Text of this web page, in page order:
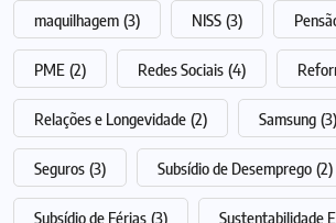
maquilhagem (3) NISS (3)
PME (2) Redes Sociais (4)
Relações e Longevidade (2) Samsung (3)
Seguros (3) Subsídio de Desemprego (2)
Subsídio de Férias (3) Sustentabilidade